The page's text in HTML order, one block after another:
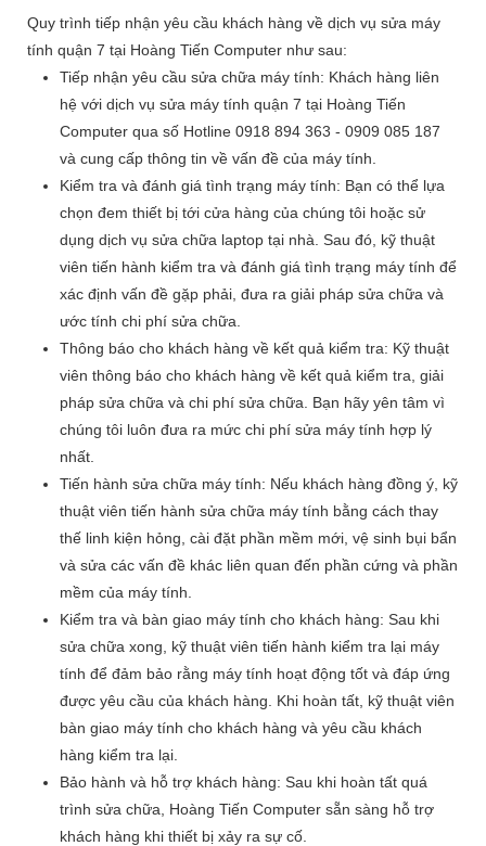
Quy trình tiếp nhận yêu cầu khách hàng về dịch vụ sửa máy
tính quận 7 tại Hoàng Tiến Computer như sau:
Tiếp nhận yêu cầu sửa chữa máy tính: Khách hàng liên
hệ với dịch vụ sửa máy tính quận 7 tại Hoàng Tiến
Computer qua số Hotline 0918 894 363 - 0909 085 187
và cung cấp thông tin về vấn đề của máy tính.
Kiểm tra và đánh giá tình trạng máy tính: Bạn có thể lựa
chọn đem thiết bị tới cửa hàng của chúng tôi hoặc sử
dụng dịch vụ sửa chữa laptop tại nhà. Sau đó, kỹ thuật
viên tiến hành kiểm tra và đánh giá tình trạng máy tính để
xác định vấn đề gặp phải, đưa ra giải pháp sửa chữa và
ước tính chi phí sửa chữa.
Thông báo cho khách hàng về kết quả kiểm tra: Kỹ thuật
viên thông báo cho khách hàng về kết quả kiểm tra, giải
pháp sửa chữa và chi phí sửa chữa. Bạn hãy yên tâm vì
chúng tôi luôn đưa ra mức chi phí sửa máy tính hợp lý
nhất.
Tiến hành sửa chữa máy tính: Nếu khách hàng đồng ý, kỹ
thuật viên tiến hành sửa chữa máy tính bằng cách thay
thế linh kiện hỏng, cài đặt phần mềm mới, vệ sinh bụi bẩn
và sửa các vấn đề khác liên quan đến phần cứng và phần
mềm của máy tính.
Kiểm tra và bàn giao máy tính cho khách hàng: Sau khi
sửa chữa xong, kỹ thuật viên tiến hành kiểm tra lại máy
tính để đảm bảo rằng máy tính hoạt động tốt và đáp ứng
được yêu cầu của khách hàng. Khi hoàn tất, kỹ thuật viên
bàn giao máy tính cho khách hàng và yêu cầu khách
hàng kiểm tra lại.
Bảo hành và hỗ trợ khách hàng: Sau khi hoàn tất quá
trình sửa chữa, Hoàng Tiến Computer sẵn sàng hỗ trợ
khách hàng khi thiết bị xảy ra sự cố.